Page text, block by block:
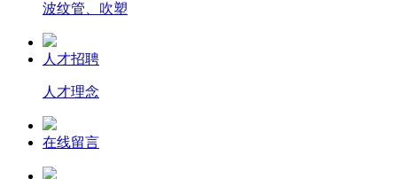
波纹管、吹塑
人才招聘
人才理念
在线留言